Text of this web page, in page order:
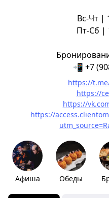
Вс-Чт |
Пт-Сб |
📲 +7
https://
https://
https://
https://
Афиша Обеды